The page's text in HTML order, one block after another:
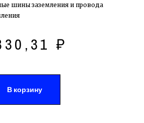
шины заземления и провода
₽
В корзину